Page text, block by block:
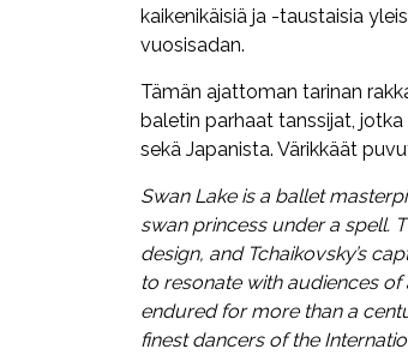
kaikenikäisiä ja -taustaisia
vuosisadan.
Tämän ajattoman tarinan
baletin parhaat tanssijat,
sekä Japanista. Värikkäät
Swan Lake is a ballet
swan princess under a spell.
design, and Tchaikovsky’s
to resonate with audiences
endured for more than a
finest dancers of the